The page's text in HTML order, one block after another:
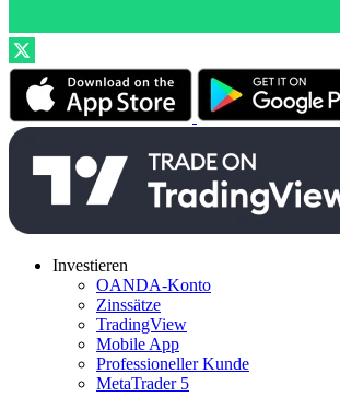
Investieren
OANDA-Konto
Zinssätze
TradingView
Mobile App
Professioneller Kunde
MetaTrader 5